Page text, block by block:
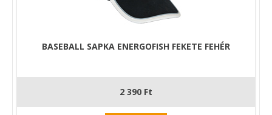
BASEBALL SAPKA ENERGOFISH FEKETE FEHÉR
2 390 Ft